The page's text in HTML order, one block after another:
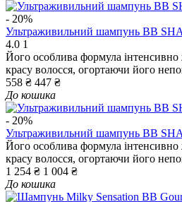
- 20%
Ультраживильний шампунь BB
4.0 1
Його особлива формула інтенсивно
красу волосся, огортаючи його
558 ₴ 447 ₴
До кошика
- 20%
Ультраживильний шампунь BB
Його особлива формула інтенсивно
красу волосся, огортаючи його
1 254 ₴ 1 004 ₴
До кошика